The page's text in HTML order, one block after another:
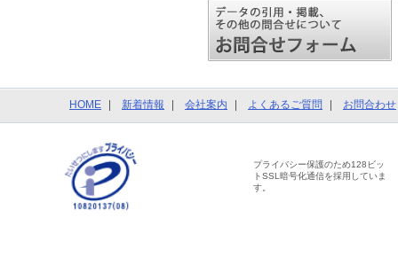
HOME 新着情報 会社案内 よくあるご質問 お問合わせ
プライバシー保護のため128ビッ
トSSL暗号化通信を採用していま
す。